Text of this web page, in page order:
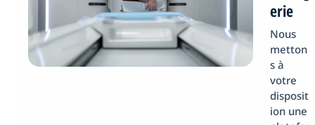
erie
Nous
metton
s à
votre
disposit
ion une